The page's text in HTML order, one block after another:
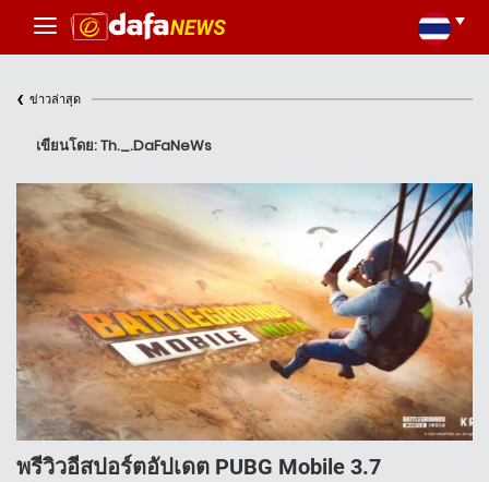
‹ ข่าวล่าสุด
เขียนโดย: Th._.DaFaNeWs
พรีวิวอีสปอร์ตอัปเดต PUBG Mobile 3.7